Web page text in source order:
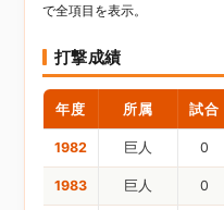
で全項目を表示。
打撃成績
年度 所属 試合
1982 巨人 0
1983 巨人 0